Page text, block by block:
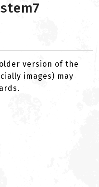
version of the
images) may